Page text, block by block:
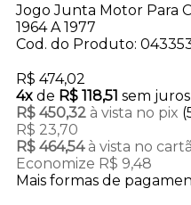
Jogo Junta Motor Para
1964 A 1977
Cod. do Produto:
R$ 474,02
4xde R$ 118,51 sem
R$ 450,32 à vista no pix
R$ 23,70
R$ 464,54 à vista no
Economize R$ 9,48
Mais formas de